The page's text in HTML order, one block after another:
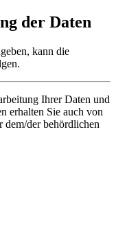
der Daten
kann die
Ihrer Daten und
erhalten Sie auch von
dem/der behördlichen